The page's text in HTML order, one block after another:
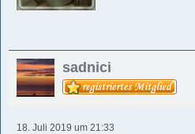
sadnici
18. Juli 2019 um 21:33